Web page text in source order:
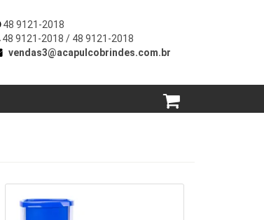
48 9121-2018
48 9121-2018 / 48 9121-2018
vendas3@acapulcobrindes.com.br